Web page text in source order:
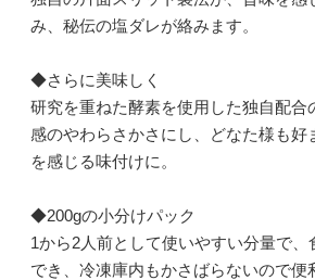
み、秘伝の塩ダレが絡みます。
◆さらに美味しく
研究を重ねた酵素を使用した独自配合
感のやわらさかさにし、どなた様も好
を感じる味付けに。
◆200gの小分けパック
1から2人前として使いやすい分量で、
でき、冷凍庫内もかさばらないので便